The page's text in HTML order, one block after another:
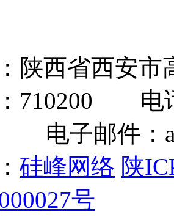
陕西省西安市
710200 电
电子邮件：
硅峰网络 陕
号